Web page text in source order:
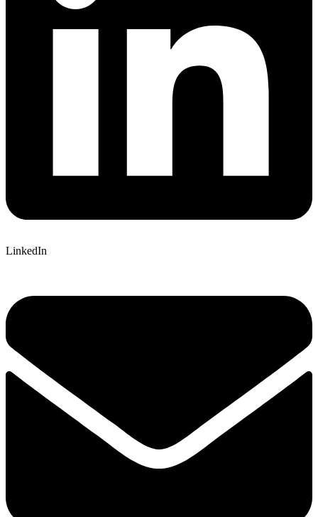
LinkedIn